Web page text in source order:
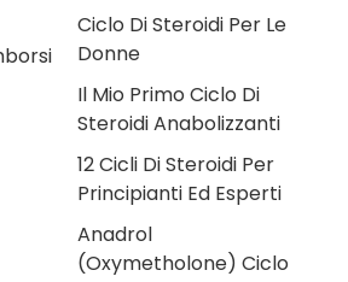
Ciclo Di Steroidi Per Le
Donne
Il Mio Primo Ciclo Di
Steroidi Anabolizzanti
12 Cicli Di Steroidi Per
Principianti Ed Esperti
Anadrol
(Oxymetholone) Ciclo